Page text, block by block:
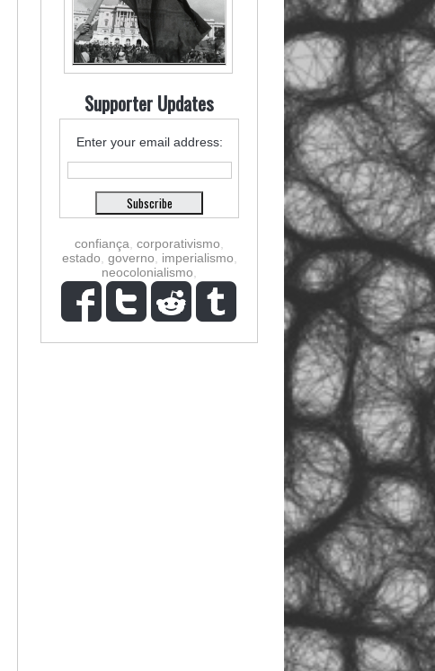
Supporter Updates
Enter your email address:
confiança corporativismo
estado governo imperialismo
neocolonialismo